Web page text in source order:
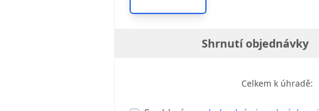
Shrnutí objednávky
Celkem k úhradě: